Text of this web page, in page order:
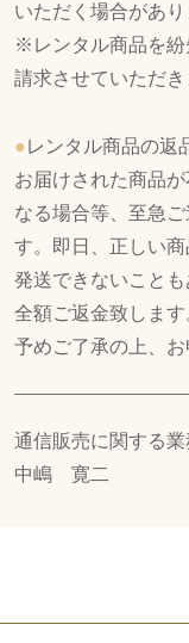
いただく場合があ
※レンタル商品を紛
請求させていただき
●レンタル商品の返
お届けされた商品
なる場合等、至急
す。即日、正しい
発送できないこと
全額ご返金致しま
予めご了承の上、お
通信販売に関する
中嶋 寛二